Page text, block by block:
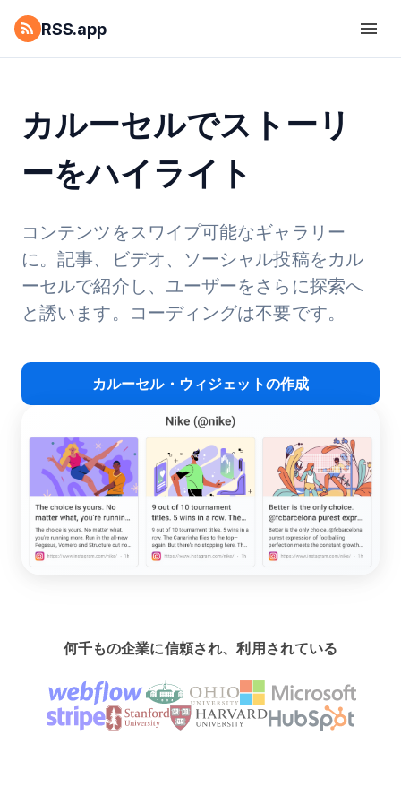
RSS.app
カルーセルでストーリ
ーをハイライト
コンテンツをスワイプ可能なギャラリー
に。記事、ビデオ、ソーシャル投稿をカル
ーセルで紹介し、ユーザーをさらに探索へ
と誘います。コーディングは不要です。
カルーセル・ウィジェットの作成
何千もの企業に信頼され、利用されている